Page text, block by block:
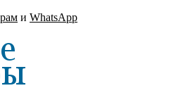
и WhatsApp